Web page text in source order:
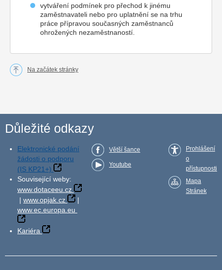
vytváření podmínek pro přechod k jinému
zaměstnavateli nebo pro uplatnění se na trhu
práce přípravou současných zaměstnanců
ohrožených nezaměstnaností.
Na začátek stránky
Důležité odkazy
Elektronické podání
žádosti o podporu
(IS KP21+)
Související weby:
www.dotaceeu.cz
| www.opjak.cz
|
www.ec.europa.eu
Kariéra
Větší šance
Youtube
Prohlášení
o
přístupnosti
Mapa
Stránek